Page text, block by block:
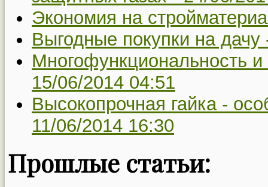
Экономия на
Выгодные покупки на
Многофункциональность
15/06/2014 04:51
Высокопрочная гайка -
11/06/2014 16:30
Прошлые статьи: